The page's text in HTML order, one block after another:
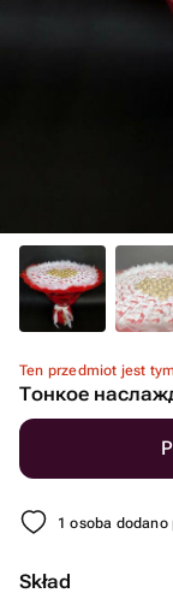
Ten przedmiot jest
Тонкое
1 osoba
Skład